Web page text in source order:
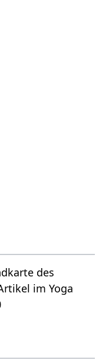
des
im Yoga